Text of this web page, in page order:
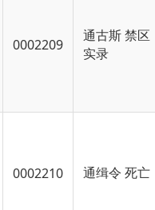
0002209
通古斯 禁区
实录
0002210 通缉令 死亡